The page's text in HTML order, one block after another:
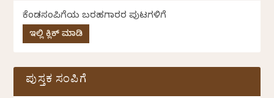
ಕೆಂಡಸಂಪಿಗೆಯ ಬರಹಗಾರರ ಪುಟಗಳಿಗೆ
ಇಲ್ಲಿ ಕ್ಲಿಕ್ ಮಾಡಿ
ಪುಸ್ತಕ ಸಂಪಿಗೆ